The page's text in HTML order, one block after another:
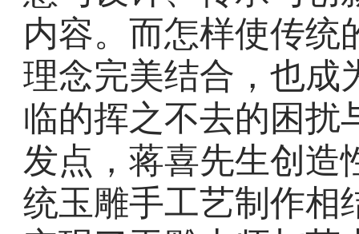
内容。而怎样使传统
理念完美结合，也成
临的挥之不去的困扰
发点，蒋喜先生创造
统玉雕手工艺制作相